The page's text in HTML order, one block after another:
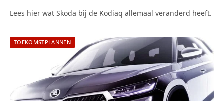
Lees hier wat Skoda bij de Kodiaq allemaal veranderd heeft.
TOEKOMSTPLANNEN